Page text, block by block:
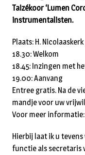
Taizékoor ‘Lumen
instrumentalisten.
Plaats: H.
18.30: Welkom
18.45: Inzingen met
19.00: Aanvang
Entree gratis. Na de
mandje voor uw
Voor meer informatie:
Hierbij laat ik u
functie als secretaris